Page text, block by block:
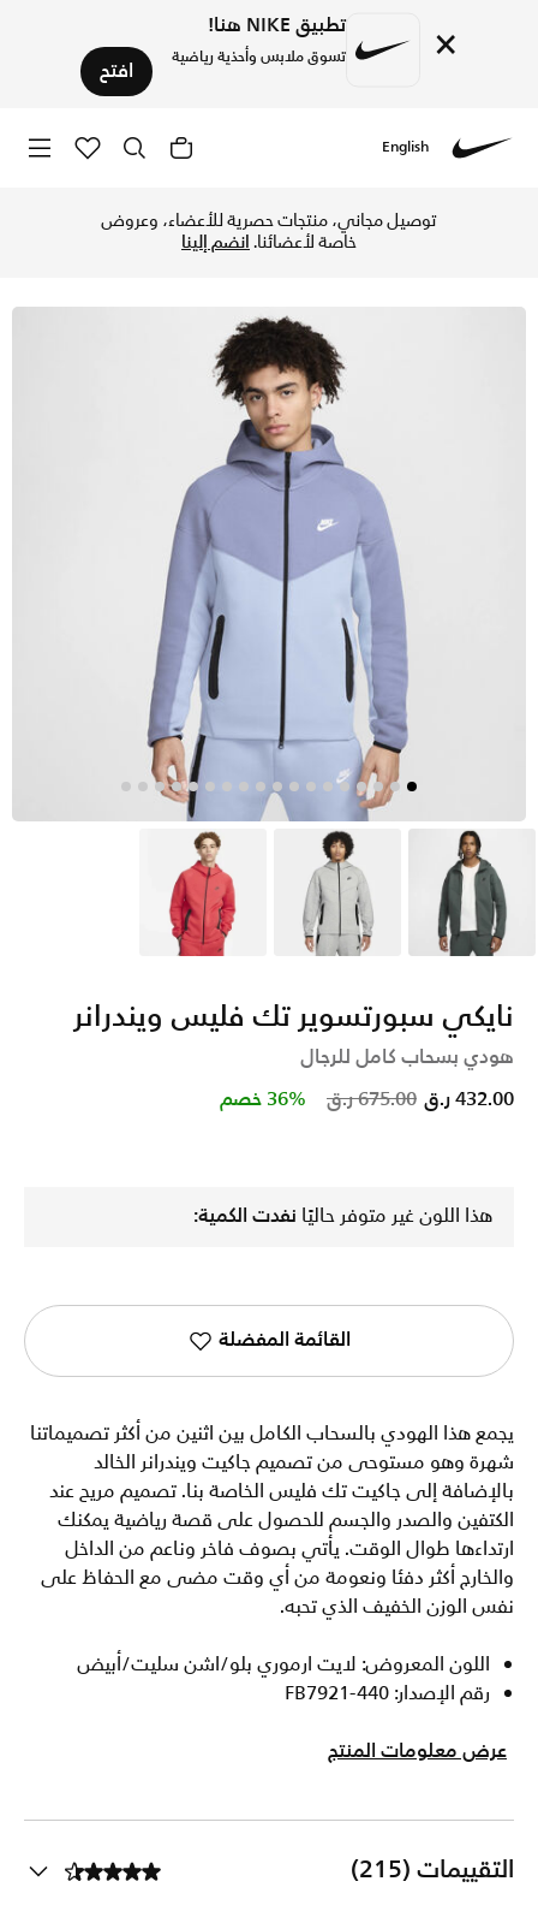
× تطبيق NIKE هنا!
تسوق ملابس وأحذية رياضية افتح
English
توصيل مجاني، منتجات حصرية للأعضاء، وعروض
خاصة لأعضائنا.انضم إلينا
أخضر رمادي أحمر
نايكي سبورتسوير تك فليس ويندرانر
هودي بسحاب كامل للرجال
Price reduced from
675.00 ر.ق to 432.00 ر.ق 36% خصم
هذا اللون غير متوفر حاليًا نفدت الكمية:
القائمة المفضلة
يجمع هذا الهودي بالسحاب الكامل بين اثنين من أكثر تصميماتنا
شهرة وهو مستوحى من تصميم جاكيت ويندرانر الخالد
بالإضافة إلى جاكيت تك فليس الخاصة بنا. تصميم مريح عند
الكتفين والصدر والجسم للحصول على قصة رياضية يمكنك
ارتداءها طوال الوقت. يأتي بصوف فاخر وناعم من الداخل
والخارج أكثر دفئا ونعومة من أي وقت مضى مع الحفاظ على
نفس الوزن الخفيف الذي تحبه.
اللون المعروض: لايت ارموري بلو/اشن سليت/أبيض
رقم الإصدار: FB7921-440
عرض معلومات المنتج
التقييمات (215)